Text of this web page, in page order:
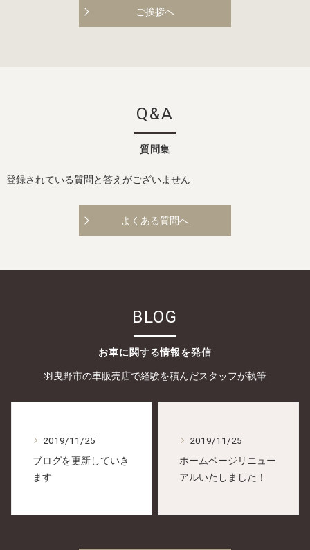
ご挨拶へ
質問集
Q&A
登録されている質問と答えがございません
よくある質問へ
お車に関する情報を発信
BLOG
羽曳野市の車販売店で経験を積んだスタッフが執筆
2019/11/25
ブログを更新していき
ます
2019/11/25
ホームページリニュー
アルいたしました！